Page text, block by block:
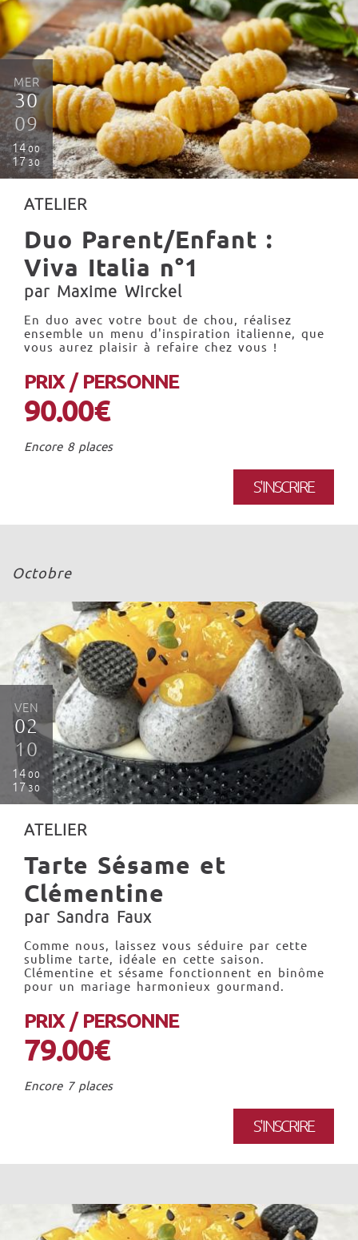
MER
30
09
14 00
17 30
ATELIER
Duo Parent/Enfant :
Viva Italia n°1
par Maxime Wirckel
En duo avec votre bout de chou, réalisez
ensemble un menu d'inspiration italienne, que
vous aurez plaisir à refaire chez vous !
PRIX / PERSONNE
90.00€
Encore 8 places
S'INSCRIRE
Octobre
VEN
02
10
14 00
1730
ATELIER
Tarte Sésame et
Clémentine
par Sandra Faux
Comme nous, laissez vous séduire par cette
sublime tarte, idéale en cette saison.
Clémentine et sésame fonctionnent en binôme
pour un mariage harmonieux gourmand.
PRIX / PERSONNE
79.00€
Encore 7 places
S'INSCRIRE